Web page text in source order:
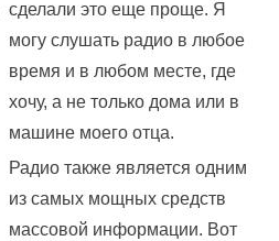
сделали это еще проще. Я
могу слушать радио в любое
время и в любом месте, где
хочу, а не только дома или в
машине моего отца.
Радио также является одним
из самых мощных средств
массовой информации. Вот